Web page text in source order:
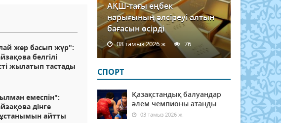
жер басып жүр":
белгілі
жылатып тастады
емеспін":
дінге
айтты
АҚШ-тағы еңбек
нарығының әлсіреуі алтын
бағасын өсірді
08 тамыз 2026 ж. 76
СПОРТ
Қазақстандық балуандар
әлем чемпионы атанды
03 тамыз 2026 ж.